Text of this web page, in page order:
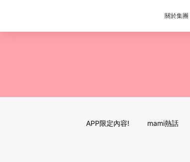
關於集團
APP限定內容! mami熱話